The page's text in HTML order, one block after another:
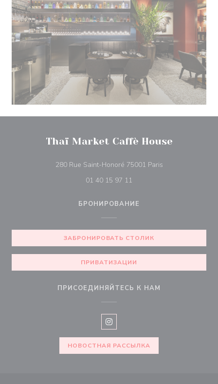
Thaï Market Caffè House
280 Rue Saint-Honoré 75001 Paris((открывается в
01 40 15 97 11
БРОНИРОВАНИЕ
ЗАБРОНИРОВАТЬ СТОЛИК
ПРИВАТИЗАЦИИ
ПРИСОЕДИНЯЙТЕСЬ К НАМ
Instagram ((открывается в
НОВОСТНАЯ РАССЫЛКА